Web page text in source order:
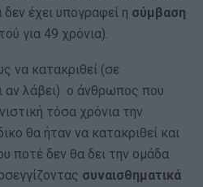
έχει υπογραφεί η σύμβαση
για 49 χρόνια).
να κατακριθεί (σε
αν λάβει) ο άνθρωπος που
τόσα χρόνια την
θα ήταν να κατακριθεί και
ποτέ δεν θα δει την ομάδα
συναισθηματικά